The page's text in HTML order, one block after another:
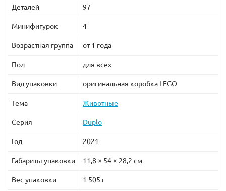
Деталей 97
Минифигурок 4
Возрастная группа от 1 года
Пол для всех
Вид упаковки оригинальная коробка LEGO
Тема Животные
Серия Duplo
Год 2021
Габариты упаковки 11,8 × 54 × 28,2 см
Вес упаковки 1 505 г